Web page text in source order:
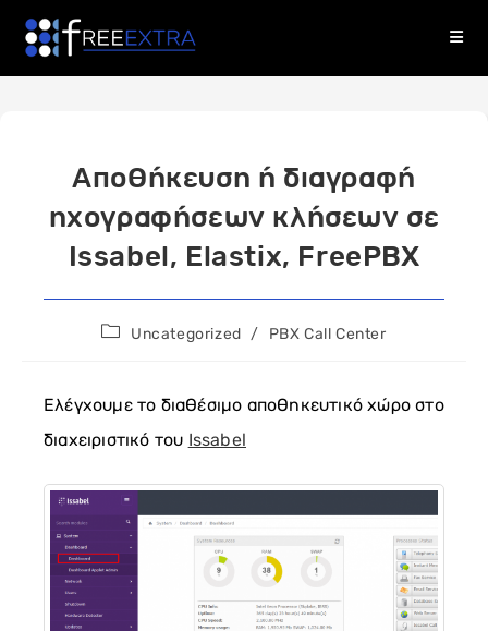
content
Αποθήκευση ή διαγραφή
ηχογραφήσεων κλήσεων σε
Issabel, Elastix, FreePBX
PostUncategorized / PBX Call Center
Ελέγχουμε το διαθέσιμο αποθηκευτικό χώρο στο
διαχειριστικό του Issabel